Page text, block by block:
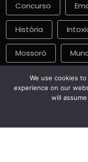
Concurso
História
Mossoró
Vacinação
We use cookies
experience on our
will